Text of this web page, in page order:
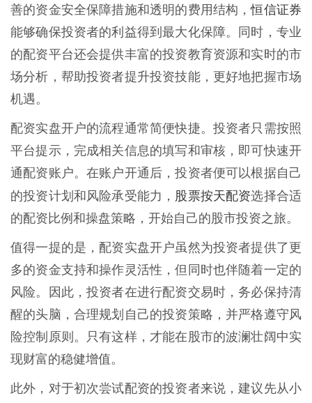
善的资金安全保障措施和透明的费用结构，恒信证券
能够确保投资者的利益得到最大化保障。同时，专业
的配资平台还会提供丰富的投资教育资源和实时的市
场分析，帮助投资者提升投资技能，更好地把握市场
机遇。
配资实盘开户的流程通常简便快捷。投资者只需按照
平台提示，完成相关信息的填写和审核，即可快速开
通配资账户。在账户开通后，投资者便可以根据自己
的投资计划和风险承受能力， 股票按天配资选择合适
的配资比例和操盘策略，开始自己的股市投资之旅。
值得一提的是，配资实盘开户虽然为投资者提供了更
多的资金支持和操作灵活性，但同时也伴随着一定的
风险。因此，投资者在进行配资交易时，务必保持清
醒的头脑，合理规划自己的投资策略，并严格遵守风
险控制原则。只有这样，才能在股市的波澜壮阔中实
现财富的稳健增值。
此外，对于初次尝试配资的投资者来说，建议先从小